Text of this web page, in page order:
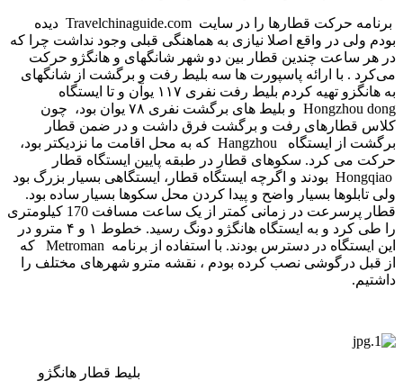
برنامه حرکت قطارها را در سایت Travelchinaguide.com دیده
بودم ولی در واقع اصلا نیازی به هماهنگی قبلی وجود نداشت چرا که
در هر ساعت چندین قطار بین دو شهر شانگهای و هانگژو حرکت
می‌کرد . با ارائه پاسپورت ها سه بلیط رفت و برگشت از شانگهای
به هانگزو تهیه کردم بلیط رفت نفری ۱۱۷ یوآن و تا ایستگاه
Hongzhou dong و بلیط های برگشت نفری ۷۸ یوان بود، چون
کلاس قطارهای رفت و برگشت فرق داشت و در ضمن قطار
برگشت از ایستگاه Hangzhou که به محل اقامت ما نزدیکتر بود،
حرکت می­ کرد. سکوهای قطار در طبقه پایین ایستگاه قطار
Hongqiao بودند و اگرچه ایستگاه قطار، ایستگاهی بسیار بزرگ بود
ولی تابلوها بسیار واضح و پیدا کردن محل سکوها بسیار ساده بود.
قطار پرسرعت در زمانی کمتر از یک ساعت مسافت 170 کیلومتری
را طی کرد و به ایستگاه هانگژو دونگ رسید. خطوط ۱ و ۴ مترو در
این ایستگاه در دسترس بودند. با استفاده از برنامه Metroman که
از قبل درگوشی نصب کرده بودم ، نقشه مترو شهرهای مختلف را
داشتیم.
بلیط قطار هانگژو